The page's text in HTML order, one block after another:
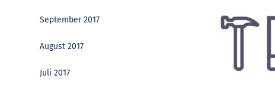
September 2017
August 2017
Juli 2017